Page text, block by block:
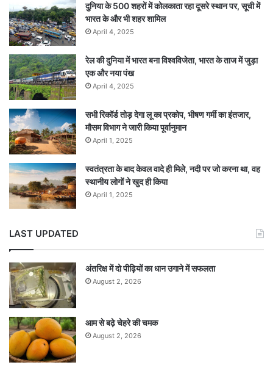
दुनिया के 500 शहरों में कोलकाता रहा दूसरे स्थान पर, सूची में
भारत के और भी शहर शामिल
April 4, 2025
रेल की दुनिया में भारत बना विश्वविजेता, भारत के ताज में जुड़ा
एक और नया पंख
April 4, 2025
सभी रिकॉर्ड तोड़ देगा लू का प्रकोप, भीषण गर्मी का इंतजार,
मौसम विभाग ने जारी किया पूर्वानुमान
April 1, 2025
स्वतंत्रता के बाद केवल वादे ही मिले, नदी पर जो करना था, वह
स्थानीय लोगों ने खुद ही किया
April 1, 2025
LAST UPDATED
अंतरिक्ष में दो पीढ़ियों का धान उगाने में सफलता
August 2, 2026
आम से बढ़े चेहरे की चमक
August 2, 2026